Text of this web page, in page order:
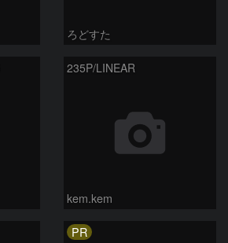
ろどすた
235P/LINEAR
kem.kem
PR